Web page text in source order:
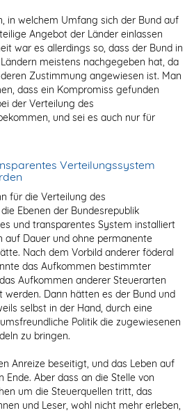
in welchem Umfang sich der Bund auf
Angebot der Länder einlassen
war es allerdings so, dass der Bund in
meistens nachgegeben hat, da
Zustimmung angewiesen ist. Man
dass ein Kompromiss gefunden
der Verteilung des
und sei es auch nur für
Verteilungssystem
für die Verteilung des
Ebenen der Bundesrepublik
und transparentes System installiert
auf Dauer und ohne permanente
Nach dem Vorbild anderer föderal
das Aufkommen bestimmter
Aufkommen anderer Steuerarten
werden. Dann hätten es der Bund und
selbst in der Hand, durch eine
Politik die zugewiesenen
zu bringen.
Anreize beseitigt, und das Leben auf
Ende. Aber dass an die Stelle von
um die Steuerquellen tritt, das
und Leser, wohl nicht mehr erleben,